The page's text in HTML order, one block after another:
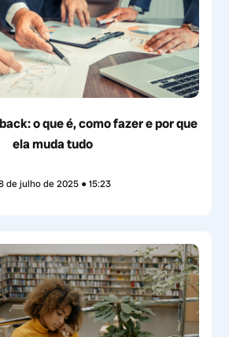
o que é, como fazer e por que
ela muda tudo
de julho de 2025 15:23